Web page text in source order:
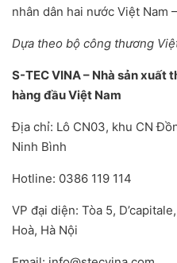
nhân dân hai nước Việt Nam
Dựa theo bộ công thương
S-TEC VINA – Nhà sản
hàng đầu Việt Nam
Địa chỉ: Lô CN03, khu CN
Ninh Bình
Hotline: 0386 119 114
VP đại diện: Tòa 5,
Hoà, Hà Nội